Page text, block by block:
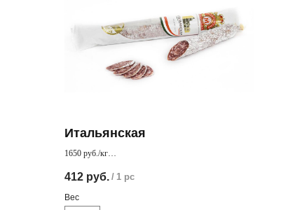
Итальянская
1650 руб./кг
412 руб. / 1 pc
Вес